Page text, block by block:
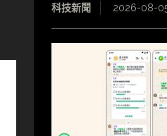
科技新聞 2026-08-